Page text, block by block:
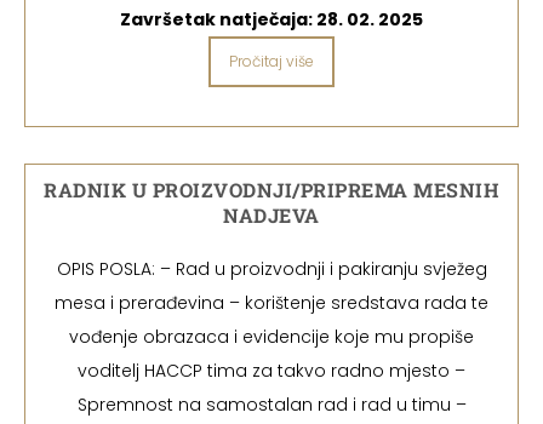
Završetak natječaja: 28. 02. 2025
Pročitaj više
RADNIK U PROIZVODNJI/PRIPREMA MESNIH
NADJEVA
OPIS POSLA: – Rad u proizvodnji i pakiranju svježeg
mesa i prerađevina – korištenje sredstava rada te
vođenje obrazaca i evidencije koje mu propiše
voditelj HACCP tima za takvo radno mjesto –
Spremnost na samostalan rad i rad u timu –